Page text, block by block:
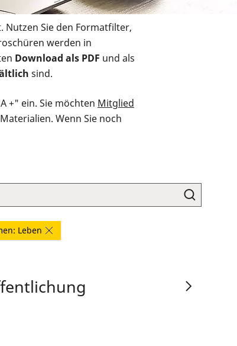
Nutzen Sie den Formatfilter,
werden in
Download als PDF und als
sind.
+" ein. Sie möchten Mitglied
Wenn Sie noch
Leben